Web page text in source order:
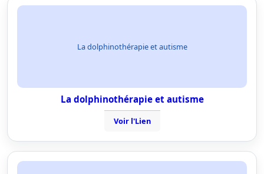
La dolphinothérapie et autisme
La dolphinothérapie et autisme
Voir l'Lien